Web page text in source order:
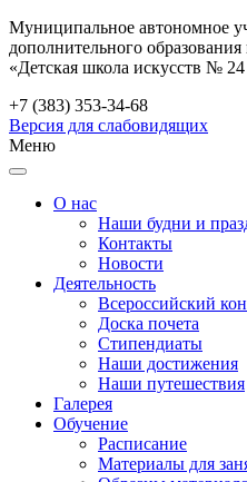
Муниципальное автономное
дополнительного
«Детская школа искусств №
+7 (383) 353-34-68
Версия для слабовидящих
Меню
О нас
Наши будни и
Контакты
Новости
Деятельность
Всероссийский
Доска почета
Стипендиаты
Наши достижения
Наши путешествия
Галерея
Обучение
Расписание
Материалы для